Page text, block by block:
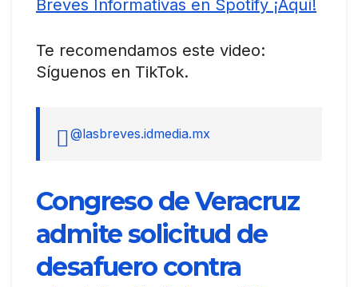
Breves Informativas en Spotify ¡Aquí!
Te recomendamos este video:
Síguenos en TikTok.
@lasbreves.idmedia.mx
Congreso de Veracruz
admite solicitud de
desafuero contra